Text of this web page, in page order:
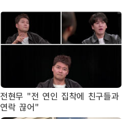
전현무 "전 연인 집착에 친구들과
연락 끊어"